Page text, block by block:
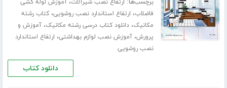
برچسب‌ها: ارتفاع نصب شیرآلات،آموزش لوله کشی
فاضلاب، ارتفاع استاندارد نصب روشویی،کتاب رشته
مکانیک،دانلود کتاب درسی رشته مکانیک،آموزش و
پرورش،آموزش نصب لوازم بهداشتی، ارتفاع استاندارد
نصب روشویی
دانلود کتاب